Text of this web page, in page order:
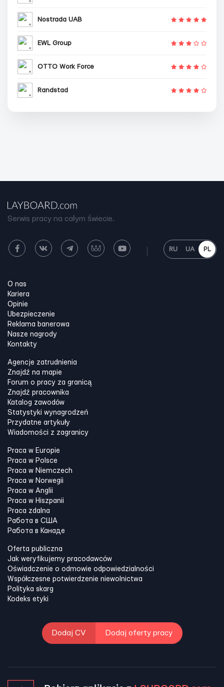
Nostrada UAB
EWL Group
OTTO Work Force
Randstad
Serwis pracy na całym świecie.
RU UA PL
O nas
Kariera
Opinie
Ubezpieczenie
Reklama banerowa
Nasze nagrody
Kontakty
Agencje zatrudnienia
Znajdź na mapie
Forum o pracy za granicą
Znajdź pracownika
Katalog zawodów
Statystyki wynagrodzeń
Przydatne artykuły
Wiadomości z zagranicy
Praca w Europie
Praca w Polsce
Praca w Niemczech
Praca w Norwegii
Praca w Anglii
Praca w Hiszpanii
Praca zdalna
Работа в США
Работа в Канадe
Oferta publiczna
Jak weryfikujemy pracodawców
Oświadczenie o odmowie odpowiedzialności
Współczesne potwierdzenie niewolnictwa
Polityka skarg
Kodeks etyki
Dodaj CV Dodaj oferty pracy